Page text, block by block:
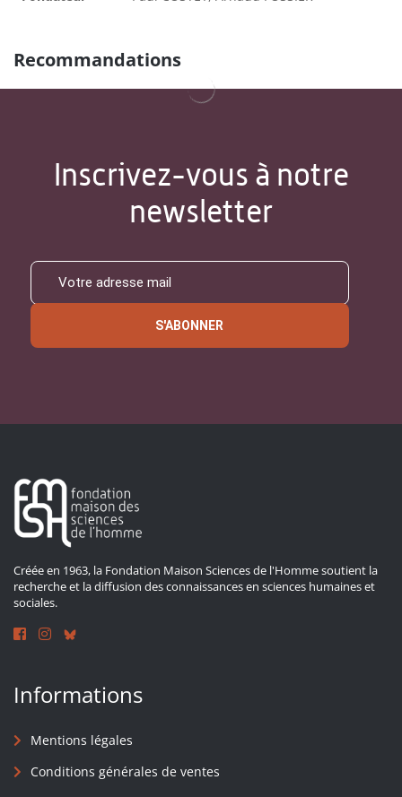
Recommandations
Inscrivez-vous à notre
newsletter
S'ABONNER
Créée en 1963, la Fondation Maison Sciences de l'Homme soutient la
recherche et la diffusion des connaissances en sciences humaines et
sociales.
Informations
Mentions légales
Conditions générales de ventes